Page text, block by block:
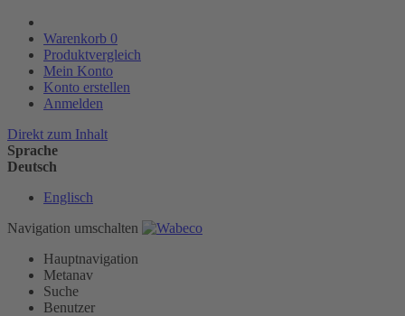
Warenkorb 0
Produktvergleich
Mein Konto
Konto erstellen
Anmelden
Direkt zum Inhalt
Sprache
Deutsch
Englisch
Navigation umschalten
Hauptnavigation
Metanav
Suche
Benutzer